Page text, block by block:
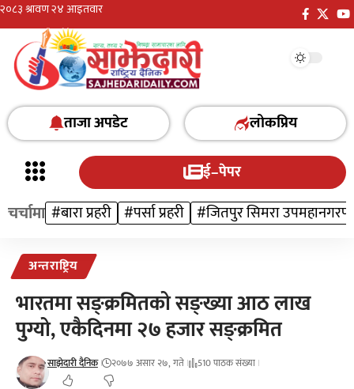
ताजा अपडेट
लोकप्रिय
ई–पेपर
चर्चामा #बारा प्रहरी #पर्सा प्रहरी #जितपुर सिमरा
अन्तराष्ट्रिय
भारतमा सङ्क्रमितको सङ्ख्या आठ लाख
पुग्यो, एकैदिनमा २७ हजार सङ्क्रमित
साझेदारी दैनिक २०७७ असार २७, गते 510 पाठक संख्या